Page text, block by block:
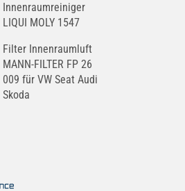
Innenraumreiniger
LIQUI MOLY 1547
Filter Innenraumluft
MANN-FILTER FP 26
009 für VW Seat Audi
Skoda